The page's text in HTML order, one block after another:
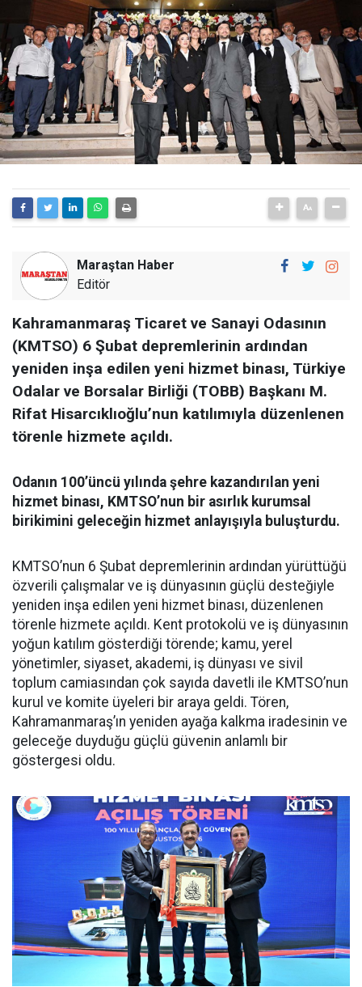
Maraştan Haber
Editör
Kahramanmaraş Ticaret ve Sanayi Odasının
(KMTSO) 6 Şubat depremlerinin ardından
yeniden inşa edilen yeni hizmet binası, Türkiye
Odalar ve Borsalar Birliği (TOBB) Başkanı M.
Rifat Hisarcıklıoğlu’nun katılımıyla düzenlenen
törenle hizmete açıldı.
Odanın 100’üncü yılında şehre kazandırılan yeni
hizmet binası, KMTSO’nun bir asırlık kurumsal
birikimini geleceğin hizmet anlayışıyla buluşturdu.
KMTSO’nun 6 Şubat depremlerinin ardından yürüttüğü
özverili çalışmalar ve iş dünyasının güçlü desteğiyle
yeniden inşa edilen yeni hizmet binası, düzenlenen
törenle hizmete açıldı. Kent protokolü ve iş dünyasının
yoğun katılım gösterdiği törende; kamu, yerel
yönetimler, siyaset, akademi, iş dünyası ve sivil
toplum camiasından çok sayıda davetli ile KMTSO’nun
kurul ve komite üyeleri bir araya geldi. Tören,
Kahramanmaraş’ın yeniden ayağa kalkma iradesinin ve
geleceğe duyduğu güçlü güvenin anlamlı bir
göstergesi oldu.